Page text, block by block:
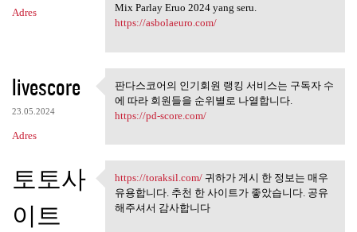
Adres
Mix Parlay Eruo 2024 yang seru.
https://asbolaeuro.com/
livescore
23.05.2024
Adres
판다스코어의 인기회원 랭킹 서
비스는 구독자 수에 따라
판다스코어의 인기회원 랭킹 서비스는 구독자 수
에 따라 회원들을 순위별로 나열합니다.
https://pd-score.com/
토토사
이트
https://toraksil.com/ 귀하가 게시
https://toraksil.com/귀하가 게시 한 정보는 매우
유용합니다. 추천 한 사이트가 좋았습니다. 공유
해주셔서 감사합니다